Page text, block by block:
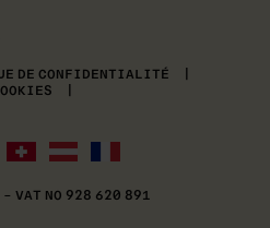
DE CONFIDENTIALITÉ
VAT NO 928 620 891